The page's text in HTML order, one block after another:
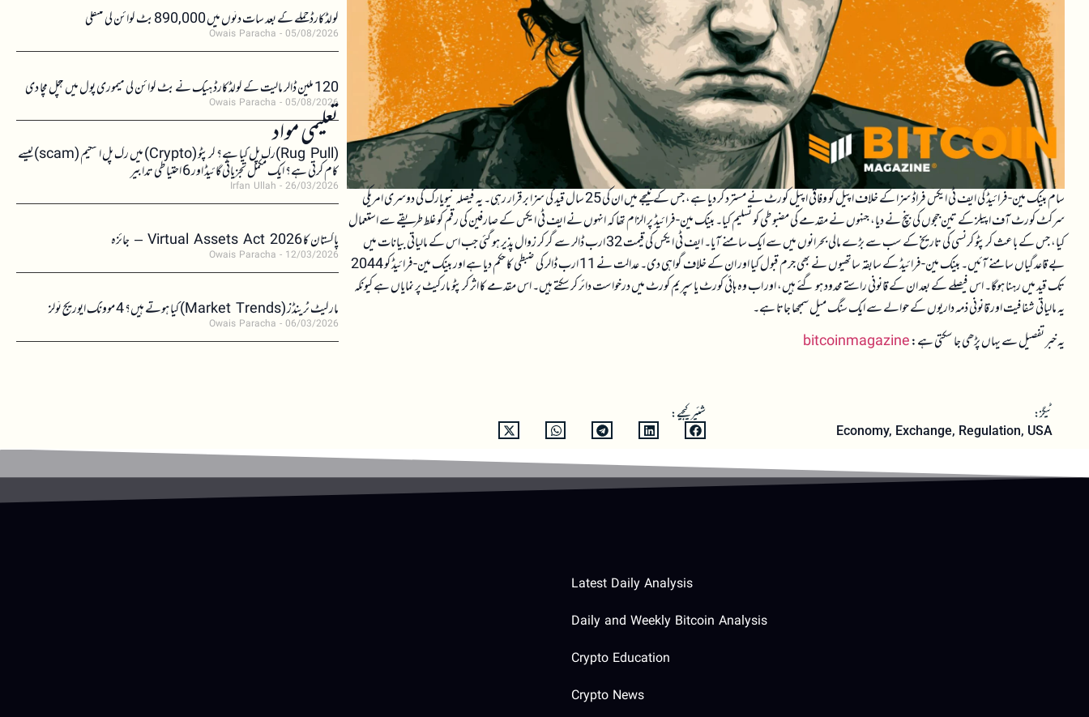
سام بینک مین-فرائیڈ کی ایف ٹی ایکس فراڈ سزا کے خلاف اپیل کو وفاقی اپیل کورٹ نے مسترد کر دیا ہے، جس کے نتیجے میں ان کی 25 سال قید کی سزا برقرار رہی۔ یہ فیصلہ نیویارک کی دوسری امریکی
سرکٹ کورٹ آف اپیلز کے تین ججوں کی بنچ نے دیا، جنہوں نے مقدمے کی مضبوطی کو تسلیم کیا۔ بینک مین-فرائیڈ پر الزام تھا کہ انہوں نے ایف ٹی ایکس کے صارفین کی رقم کو غلط طریقے سے استعمال
کیا، جس کے باعث کرپٹو کرنسی کی تاریخ کے سب سے بڑے مالی بحرانوں میں سے ایک سامنے آیا۔ ایف ٹی ایکس کی قیمت 32 ارب ڈالر سے گر کر زوال پذیر ہو گئی جب اس کے مالیاتی بیانات میں
بے قاعدگیاں سامنے آئیں۔ بینک مین-فرائیڈ کے سابقہ ساتھیوں نے بھی جرم قبول کیا اور ان کے خلاف گواہی دی۔ عدالت نے 11 ارب ڈالر کی ضبطی کا حکم دیا ہے اور بینک مین-فرائیڈ کو 2044
تک قید میں رہنا ہوگا۔ اس فیصلے کے بعد ان کے قانونی راستے محدود ہو گئے ہیں، اور اب وہ ہائی کورٹ یا سپریم کورٹ میں درخواست دائر کر سکتے ہیں۔ اس مقدمے کا اثر کرپٹو مارکیٹ پر نمایاں ہے کیونکہ
یہ مالیاتی شفافیت اور قانونی ذمہ داریوں کے حوالے سے ایک سنگ میل سمجھا جاتا ہے۔
یہ خبر تفصیل سے یہاں پڑھی جا سکتی ہے:bitcoinmagazine
ٹیگز:
Economy, Exchange, Regulation, USA
شئیر کیجیے:
کولڈکارڈ حملے کے بعد سات دنوں میں 890,000 بٹ کوائن کی منتقلی
Owais Paracha 05/08/2026
120 ملین ڈالر مالیت کے کولڈکارڈ ہیک نے بٹ کوائن کی میموری پول میں ہلچل مچا دی
Owais Paracha 05/08/2026
تعلیمی مواد (Rug Pull)رگ پل کیا ہے؟ کرپٹو (Crypto) میں رگ پل اسکیم (scam)کیسے
کام کرتی ہے؟ ایک مکمل تجزیاتی گائیڈ اور 6 احتیاطی تدابیر
Irfan Ullah 26/03/2026
پاکستان کا Virtual Assets Act 2026 – جائزہ
Owais Paracha 12/03/2026
مارکیٹ ٹرینڈز (Market Trends) کیا ہوتے ہیں؟ 4 موونگ ایوریج ٹولز
Owais Paracha 06/03/2026
Latest Daily Analysis
Daily and Weekly Bitcoin Analysis
Crypto Education
Crypto News